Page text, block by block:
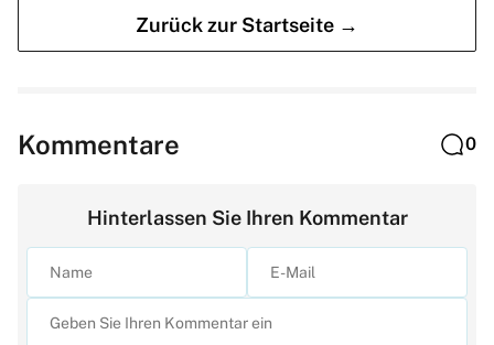
Zurück zur Startseite →
Kommentare 0
Hinterlassen Sie Ihren Kommentar